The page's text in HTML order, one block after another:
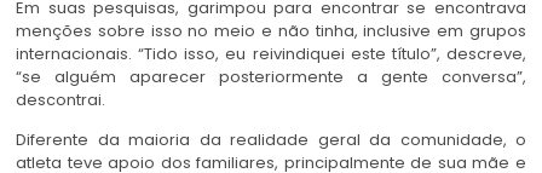
Em suas pesquisas, garimpou para encontrar se encontrava
menções sobre isso no meio e não tinha, inclusive em grupos
internacionais. “Tido isso, eu reivindiquei este título”, descreve,
“se alguém aparecer posteriormente a gente conversa”,
descontrai.
Diferente da maioria da realidade geral da comunidade, o
atleta teve apoio dos familiares, principalmente de sua mãe e